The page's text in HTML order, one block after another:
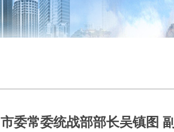
市委常委统战部部长吴镇图